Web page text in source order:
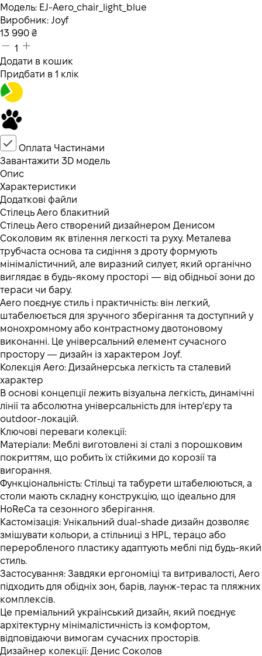
Модель: EJ-Aero_chair_light_blue
Виробник: Joyf
13 990 ₴
1
Додати в кошик
Придбати в 1 клік
Оплата Частинами
Завантажити 3D модель
Опис
Характеристики
Додаткові файли
Стілець Aero блакитний
Стілець Aero створений дизайнером Денисом
Соколовим як втілення легкості та руху. Металева
трубчаста основа та сидіння з дроту формують
мінімалістичний, але виразний силует, який органічно
виглядає в будь-якому просторі — від обідньої зони до
тераси чи бару.
Aero поєднує стиль і практичність: він легкий,
штабелюється для зручного зберігання та доступний у
монохромному або контрастному двотоновому
виконанні. Це універсальний елемент сучасного
простору — дизайн із характером Joyf.
Колекція Aero: Дизайнерська легкість та сталевий
характер
В основі концепції лежить візуальна легкість, динамічні
лінії та абсолютна універсальність для інтер’єру та
outdoor-локацій.
Ключові переваги колекції:
Матеріали: Меблі виготовлені зі сталі з порошковим
покриттям, що робить їх стійкими до корозії та
вигорання.
Функціональність: Стільці та табурети штабелюються, а
столи мають складну конструкцію, що ідеально для
HoReCa та сезонного зберігання.
Кастомізація: Унікальний dual-shade дизайн дозволяє
змішувати кольори, а стільниці з HPL, терацо або
переробленого пластику адаптують меблі під будь-який
стиль.
Застосування: Завдяки ергономіці та витривалості, Aero
підходить для обідніх зон, барів, лаунж-терас та пляжних
комплексів.
Це преміальний український дизайн, який поєднує
архітектурну мінімалістичність із комфортом,
відповідаючи вимогам сучасних просторів.
Дизайнер колекції: Денис Соколов